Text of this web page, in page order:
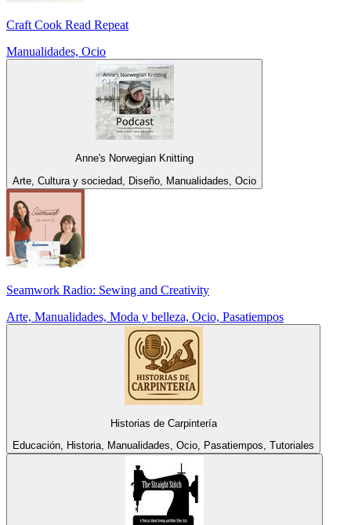
Craft Cook Read Repeat
Manualidades, Ocio
Anne's Norwegian Knitting
Arte, Cultura y sociedad, Diseño, Manualidades, Ocio
Seamwork Radio: Sewing and Creativity
Arte, Manualidades, Moda y belleza, Ocio, Pasatiempos
Historias de Carpintería
Educación, Historia, Manualidades, Ocio, Pasatiempos, Tutoriales